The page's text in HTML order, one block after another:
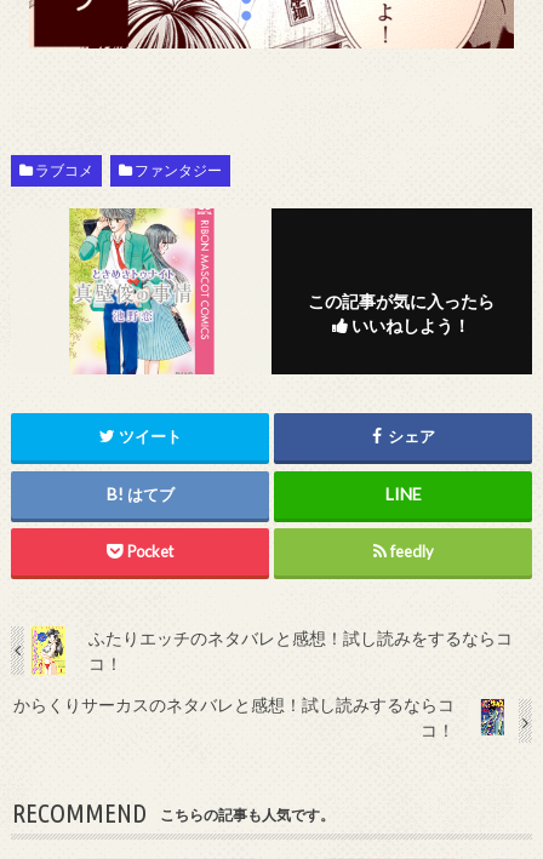
ラブコメ ファンタジー
この記事が気に入ったら
いいねしよう！
ツイート シェア
はてブ
Pocket feedly
ふたりエッチのネタバレと感想！試し読みをするならコ
コ！
からくりサーカスのネタバレと感想！試し読みするならコ
コ！
RECOMMEND こちらの記事も人気です。